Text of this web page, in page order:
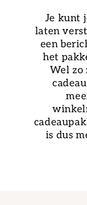
Je kunt
laten
een
het
Wel zo
is dus